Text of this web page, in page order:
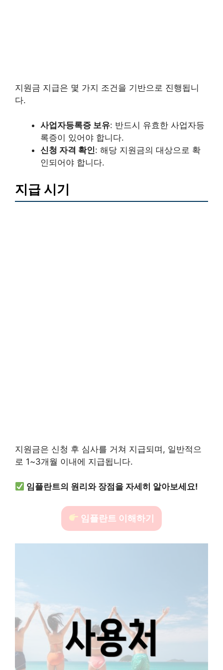
지원금 지급은 몇 가지 조건을 기반으로 진행됩니
다.
사업자등록증 보유: 반드시 유효한 사업자등
록증이 있어야 합니다.
신청 자격 확인: 해당 지원금의 대상으로 확
인되어야 합니다.
지급 시기
지원금은 신청 후 심사를 거쳐 지급되며, 일반적으
로 1~3개월 이내에 지급됩니다.
임플란트의 원리와 장점을 자세히 알아보세요!
임플란트 이해하기